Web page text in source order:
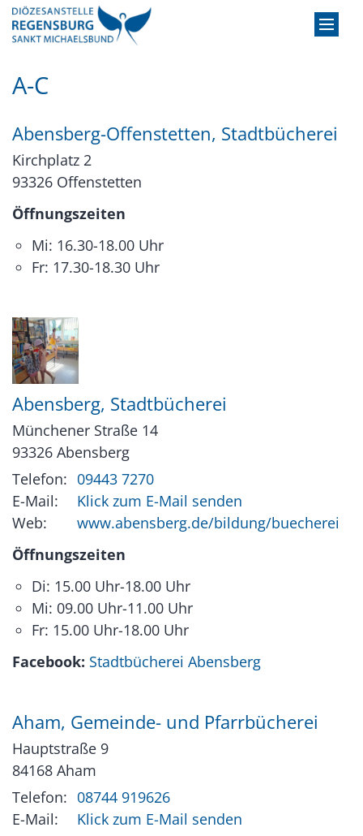
Zum Inhalt springen
A-C
Abensberg-Offenstetten, Stadtbücherei
Kirchplatz 2
93326 Offenstetten
Öffnungszeiten
Mi: 16.30-18.00 Uhr
Fr: 17.30-18.30 Uhr
Abensberg, Stadtbücherei
Münchener Straße 14
93326 Abensberg
Telefon: 09443 7270
E-Mail:
Klick zum E-Mail senden
Web:
www.abensberg.de/bildung/buecherei
Öffnungszeiten
Di: 15.00 Uhr-18.00 Uhr
Mi: 09.00 Uhr-11.00 Uhr
Fr: 15.00 Uhr-18.00 Uhr
Facebook: Stadtbücherei Abensberg
Aham, Gemeinde- und Pfarrbücherei
Hauptstraße 9
84168 Aham
Telefon: 08744 919626
E-Mail:
Klick zum E-Mail senden